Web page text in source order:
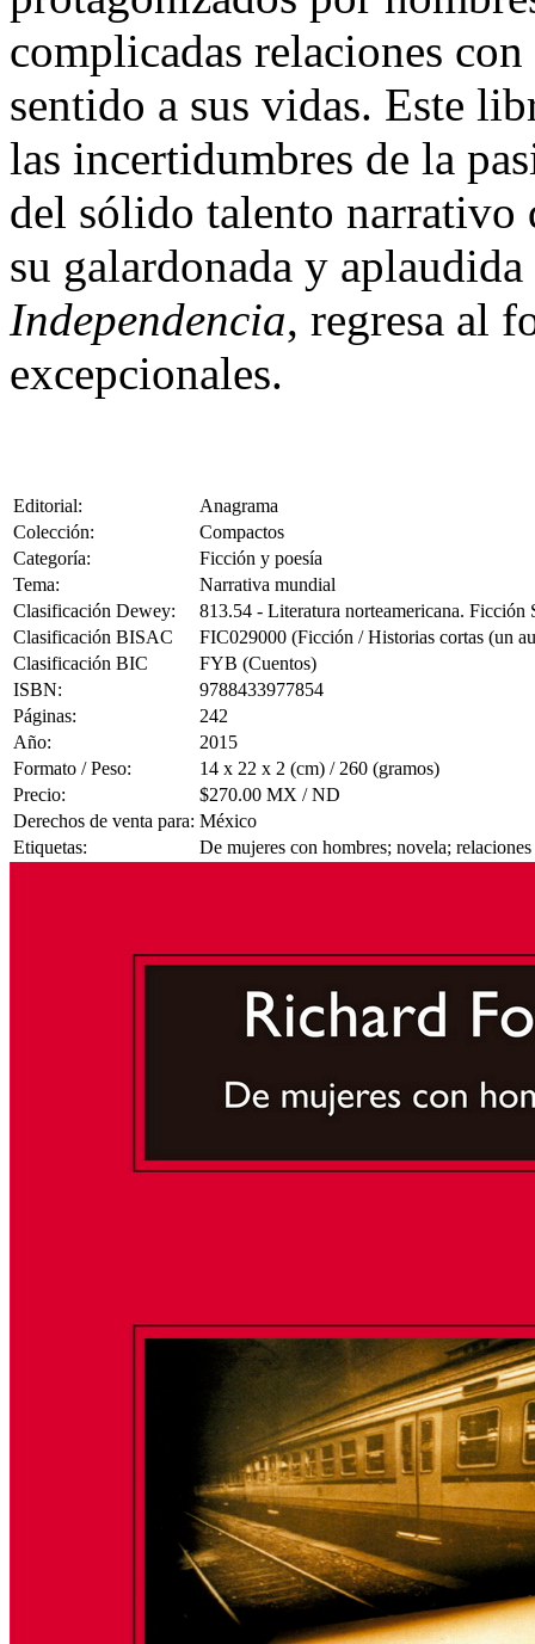
complicadas relaciones
sentido a sus vidas. Este
las incertidumbres de la
del sólido talento narrativo
su galardonada y
Independencia, regresa al
excepcionales.
Editorial:
Anagrama
Colección:
Compactos
Categoría:
Ficción y poesía
Tema:
Narrativa mundial
Clasificación Dewey:
813.54 - Literatura norteamericana.
Clasificación BISAC
FIC029000 (Ficción / Historias cortas (un
Clasificación BIC
FYB (Cuentos)
ISBN:
9788433977854
Páginas:
242
Año:
2015
Formato / Peso:
14 x 22 x 2 (cm) / 260 (gramos)
Precio:
$270.00 MX / ND
Derechos de venta para: México
Etiquetas:
De mujeres con hombres; novela;